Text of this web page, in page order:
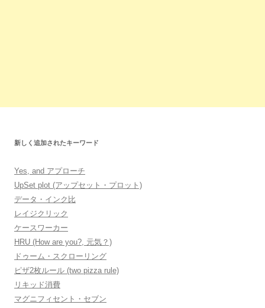
新しく追加されたキーワード
Yes, and アプローチ
UpSet plot (アップセット・プロット)
データ・インク比
レイジクリック
ケースワーカー
HRU (How are you?, 元気？)
ドゥーム・スクローリング
ピザ2枚ルール (two pizza rule)
リキッド消費
マグニフィセント・セブン